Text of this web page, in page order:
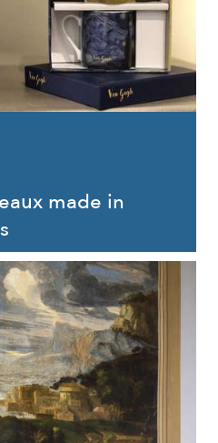
made in